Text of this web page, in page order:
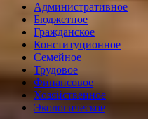
Административное
Бюджетное
Гражданское
Конституционное
Семейное
Трудовое
Финансовое
Хозяйственное
Экологическое